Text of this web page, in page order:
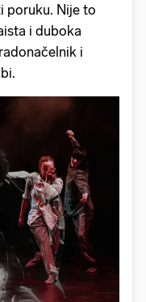
poruku. Nije to
i duboka
i